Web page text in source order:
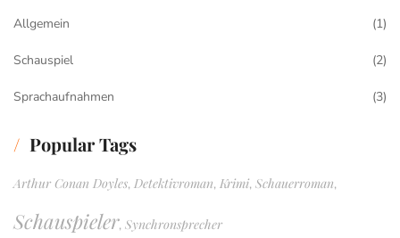
Allgemein (1)
Schauspiel (2)
Sprachaufnahmen (3)
Popular Tags
Arthur Conan Doyles, Detektivroman, Krimi, Schauerroman,
Schauspieler, Synchronsprecher